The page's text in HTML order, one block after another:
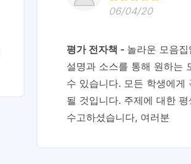
06/04/20
평가 전자책
놀라운 모음
설명과 소스를 통해 원하는
수 있습니다. 모든 학생에게
될 것입니다. 주제에 대한
수고하셨습니다, 여러분